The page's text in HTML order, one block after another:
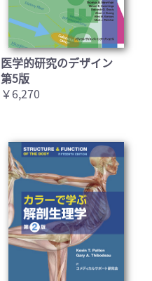
医学的研究のデザイン
第5版
￥6,270